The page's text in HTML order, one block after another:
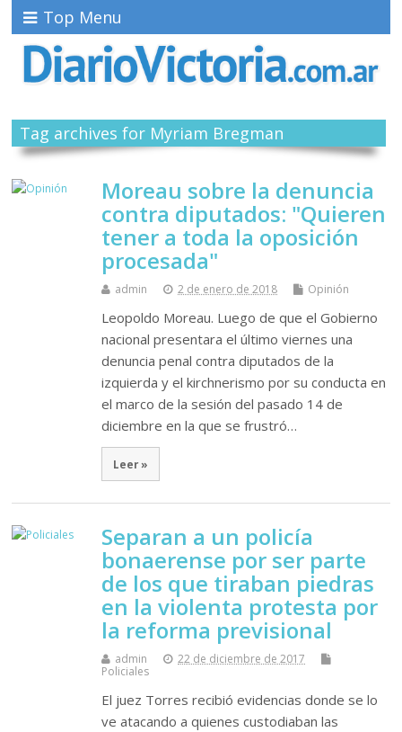
Top Menu
Tag archives for Myriam Bregman
Moreau sobre la denuncia
contra diputados: "Quieren
tener a toda la oposición
procesada"
admin 2 de enero de 2018 Opinión
Leopoldo Moreau. Luego de que el Gobierno
nacional presentara el último viernes una
denuncia penal contra diputados de la
izquierda y el kirchnerismo por su conducta en
el marco de la sesión del pasado 14 de
diciembre en la que se frustró…
Leer »
Separan a un policía
bonaerense por ser parte
de los que tiraban piedras
en la violenta protesta por
la reforma previsional
admin
22 de diciembre de 2017
Policiales
El juez Torres recibió evidencias donde se lo
ve atacando a quienes custodiaban las